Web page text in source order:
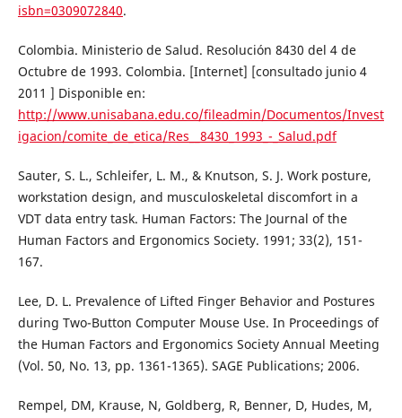
isbn=0309072840.
Colombia. Ministerio de Salud. Resolución 8430 del 4 de
Octubre de 1993. Colombia. [Internet] [consultado junio 4
2011 ] Disponible en:
http://www.unisabana.edu.co/fileadmin/Documentos/Invest
igacion/comite_de_etica/Res__8430_1993_-_Salud.pdf
Sauter, S. L., Schleifer, L. M., & Knutson, S. J. Work posture,
workstation design, and musculoskeletal discomfort in a
VDT data entry task. Human Factors: The Journal of the
Human Factors and Ergonomics Society. 1991; 33(2), 151-
167.
Lee, D. L. Prevalence of Lifted Finger Behavior and Postures
during Two-Button Computer Mouse Use. In Proceedings of
the Human Factors and Ergonomics Society Annual Meeting
(Vol. 50, No. 13, pp. 1361-1365). SAGE Publications; 2006.
Rempel, DM, Krause, N, Goldberg, R, Benner, D, Hudes, M,